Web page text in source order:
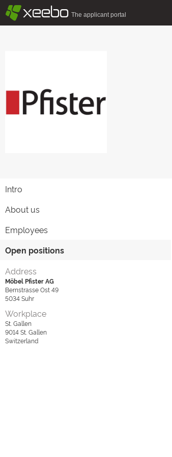
§xeebo The applicant portal
Intro
About us
Employees
Open positions
Address
Möbel Pfister AG
Bernstrasse Ost 49
5034Suhr
Workplace
St. Gallen
9014St. Gallen
Switzerland